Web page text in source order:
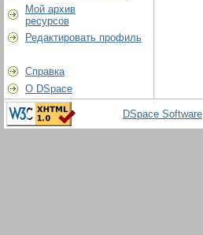
Мой архив
ресурсов
Редактировать профиль
Справка
О DSpace
DSpace Software